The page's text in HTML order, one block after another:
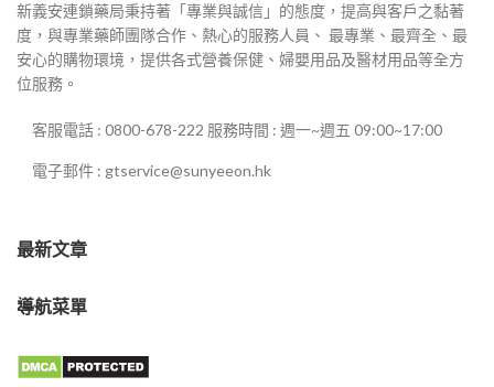
新義安連鎖藥局秉持著「專業與誠信」的態度，提高與客戶之黏著
度，與專業藥師團隊合作、熱心的服務人員、 最專業、最齊全、最
安心的購物環境，提供各式營養保健、婦嬰用品及醫材用品等全方
位服務。
客服電話 : 0800-678-222 服務時間 : 週一~週五 09:00~17:00
電子郵件 : gtservice@sunyeeon.hk
最新文章
導航菜單